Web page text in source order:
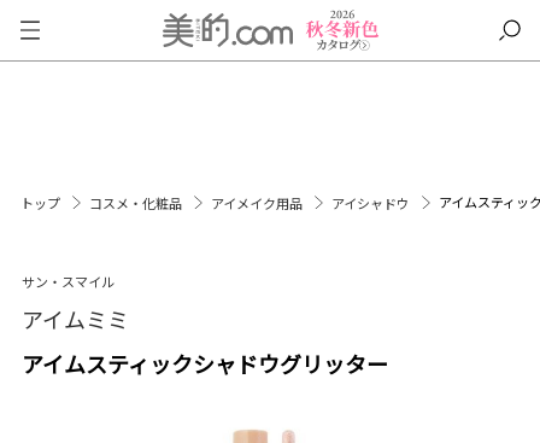
トップ コスメ・化粧品 アイメイク用品 アイシャドウ アイムスティッ
サン・スマイル
アイムミミ
アイムスティックシャドウグリッター